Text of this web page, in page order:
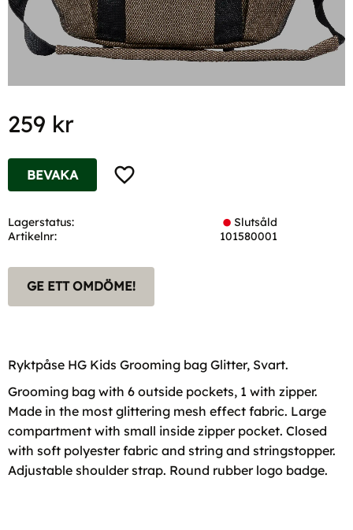
259 kr
Lägg till i favoriter
BEVAKA
Lagerstatus
Slutsåld
Artikelnr
101580001
GE ETT OMDÖME!
Ryktpåse HG Kids Grooming bag Glitter, Svart.
Grooming bag with 6 outside pockets, 1 with zipper.
Made in the most glittering mesh effect fabric. Large
compartment with small inside zipper pocket. Closed
with soft polyester fabric and string and stringstopper.
Adjustable shoulder strap. Round rubber logo badge.